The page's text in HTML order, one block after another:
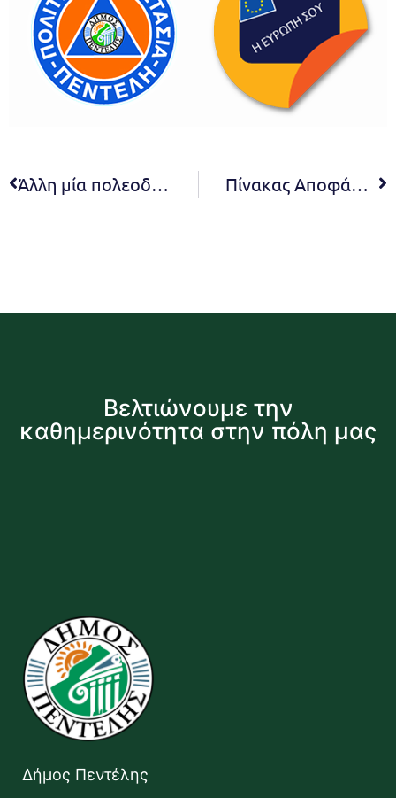
Άλλη μία πολεοδομική εκκρεμότητα επιλύεται από τη Διοίκηση της Δήμητρας Κεχαγιά. Προχωρά η ένταξη στο σχέδιο της περιοχής 25ης Μαρτίου της Νέας Πεντέλης Πίνακας Αποφάσεων 16ης συνεδρίασης Οικονομικής Επιτροπής 2021
Βελτιώνουμε την
καθημερινότητα στην πόλη μας
Δήμος Πεντέλης